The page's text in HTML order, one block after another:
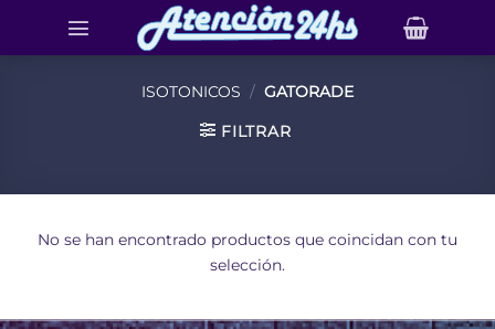
contenido
ISOTONICOS / GATORADE
FILTRAR
No se han encontrado productos que coincidan con tu
selección.